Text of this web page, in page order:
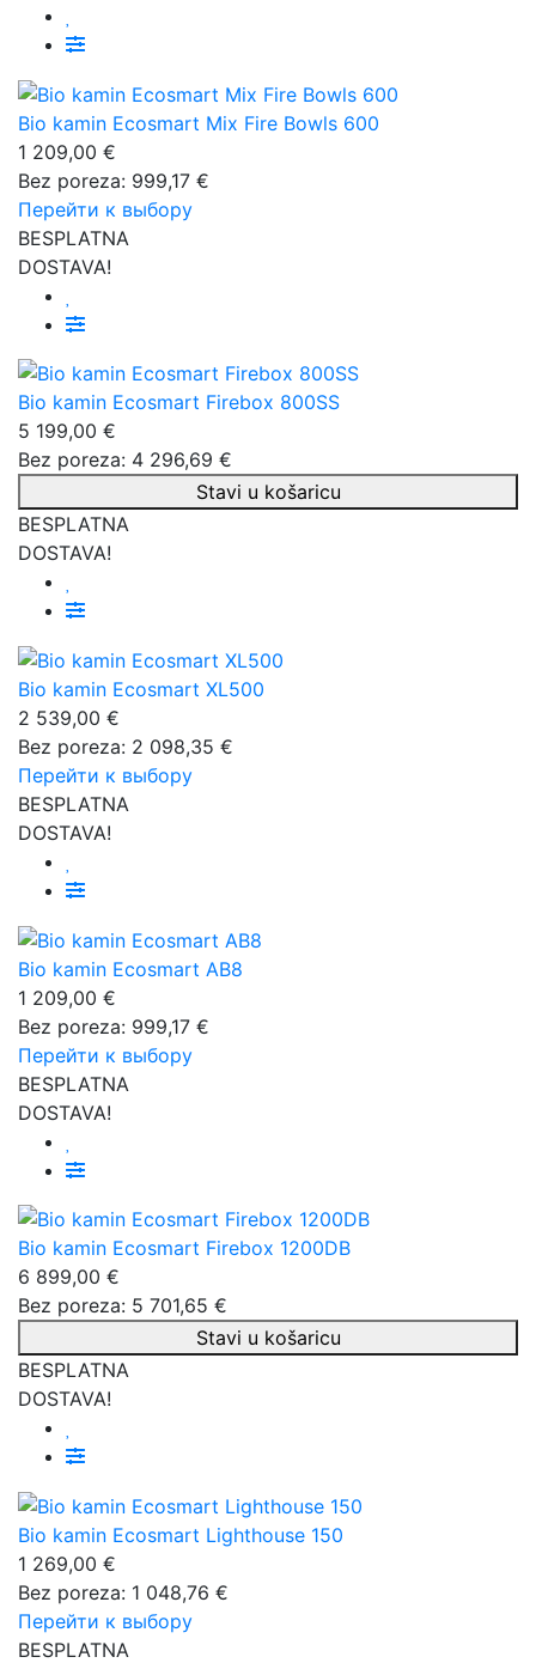
Bio kamin Ecosmart Mix Fire Bowls 600
1 209,00 €
Bez poreza: 999,17 €
Перейти к выбору
BESPLATNA
DOSTAVA!
Bio kamin Ecosmart Firebox 800SS
5 199,00 €
Bez poreza: 4 296,69 €
Stavi u košaricu
BESPLATNA
DOSTAVA!
Bio kamin Ecosmart XL500
2 539,00 €
Bez poreza: 2 098,35 €
Перейти к выбору
BESPLATNA
DOSTAVA!
Bio kamin Ecosmart AB8
1 209,00 €
Bez poreza: 999,17 €
Перейти к выбору
BESPLATNA
DOSTAVA!
Bio kamin Ecosmart Firebox 1200DB
6 899,00 €
Bez poreza: 5 701,65 €
Stavi u košaricu
BESPLATNA
DOSTAVA!
Bio kamin Ecosmart Lighthouse 150
1 269,00 €
Bez poreza: 1 048,76 €
Перейти к выбору
BESPLATNA